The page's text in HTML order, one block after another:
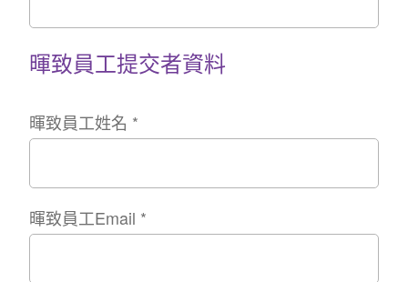
暉致員工提交者資料
暉致員工姓名 *
暉致員工Email *